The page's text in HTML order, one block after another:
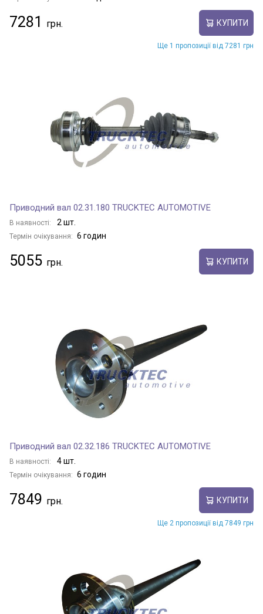
7281 КУПИТИ
Ще 1 пропозиції від 7281 грн
Приводний вал 02.31.180 TRUCKTEC AUTOMOTIVE
В наявності: 2 шт.
Термін очікування: 6 годин
5055 КУПИТИ
Приводний вал 02.32.186 TRUCKTEC AUTOMOTIVE
В наявності: 4 шт.
Термін очікування: 6 годин
7849 КУПИТИ
Ще 2 пропозиції від 7849 грн